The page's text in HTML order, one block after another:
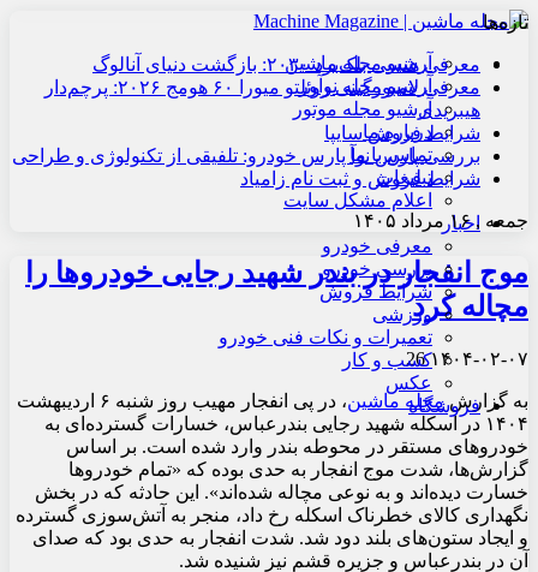
آرشیو مجله ماشین
آرشیو مجله نوآور
آرشیو مجله موتور
درباره ما
تماس با ما
تبلیغات
اعلام مشکل سایت
اخبار
معرفی خودرو
بررسی خودرو
شرایط فروش
ورزشی
تعمیرات و نکات فنی خودرو
کسب و کار
عکس
فروشگاه
تازه‌ها
معرفی هنسی بلک‌برد ۲۰۳۰: بازگشت دنیای آنالوگ
معرفی لامبورگینی روئلتو میورا ۶۰ هومج ۲۰۲۶: پرچم‌دار
هیبریدی
شرایط فروش سایپا
بررسی پارس نوآ پارس خودرو: تلفیقی از تکنولوژی و طراحی
شرایط فروش و ثبت نام زامیاد
جمعه , ۱۶ مرداد ۱۴۰۵
موج انفجار در بندر شهید رجایی خودروها را
مچاله کرد
۱۴۰۴-۰۲-۰۷26
به گزارشمجله ماشین
، در پی انفجار مهیب روز شنبه ۶ اردیبهشت
۱۴۰۴ در اسکله شهید رجایی بندرعباس، خسارات گسترده‌ای به
خودروهای مستقر در محوطه بندر وارد شده است. بر اساس
گزارش‌ها، شدت موج انفجار به حدی بوده که «تمام خودروها
خسارت دیده‌اند و به نوعی مچاله شده‌اند».​ این حادثه که در بخش
نگهداری کالای خطرناک اسکله رخ داد، منجر به آتش‌سوزی گسترده
و ایجاد ستون‌های بلند دود شد. شدت انفجار به حدی بود که صدای
آن در بندرعباس و جزیره قشم نیز شنیده شد.